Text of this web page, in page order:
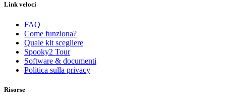
Link veloci
FAQ
Come funziona?
Quale kit scegliere
Spooky2 Tour
Software & documenti
Politica sulla privacy
Risorse